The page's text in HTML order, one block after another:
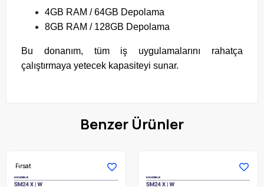
4GB RAM / 64GB Depolama
8GB RAM / 128GB Depolama
Bu donanım, tüm iş uygulamalarını rahatça
çalıştırmaya yetecek kapasiteyi sunar.
Benzer Ürünler
Fırsat